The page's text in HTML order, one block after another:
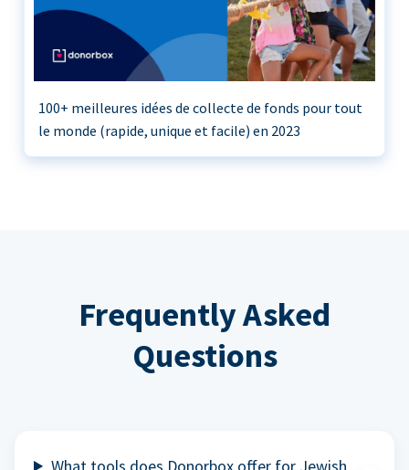
100+ meilleures idées de collecte de fonds pour tout
le monde (rapide, unique et facile) en 2023
Frequently Asked
Questions
What tools does Donorbox offer for Jewish